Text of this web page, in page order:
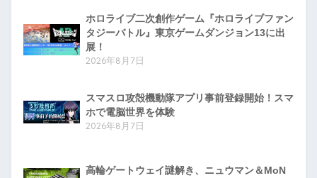
ホロライブ二次創作ゲーム『ホロライブファン
タジーバトル』東京ゲームダンジョン13に出
展！
2026年8月7日
スマスロ攻殻機動隊アプリ事前登録開始！スマ
ホで電脳世界を体験
2026年8月7日
高輪ゲートウェイ謎解き、ニュウマン＆MoN